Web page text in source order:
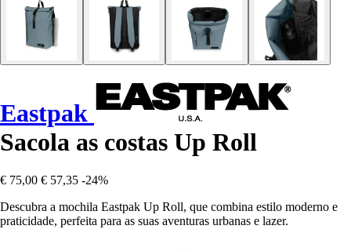
Eastpak
Sacola as costas Up Roll
€ 75,00 € 57,35 -24%
Descubra a mochila Eastpak Up Roll, que combina estilo moderno e
praticidade, perfeita para as suas aventuras urbanas e lazer.